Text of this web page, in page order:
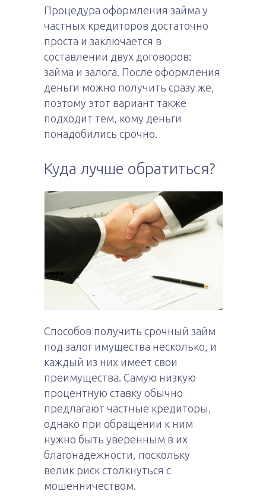
Процедура оформления займа у
частных кредиторов достаточно
проста и заключается в
составлении двух договоров:
займа и залога. После оформления
деньги можно получить сразу же,
поэтому этот вариант также
подходит тем, кому деньги
понадобились срочно.
Куда лучше обратиться?
Способов получить срочный займ
под залог имущества несколько, и
каждый из них имеет свои
преимущества. Самую низкую
процентную ставку обычно
предлагают частные кредиторы,
однако при обращении к ним
нужно быть уверенным в их
благонадежности, поскольку
велик риск столкнуться с
мошенничеством.